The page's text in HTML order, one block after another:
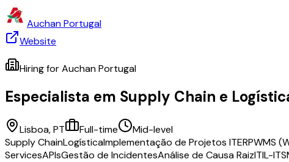
Auchan Portugal
Website
Hiring forAuchan Portugal
Especialista em Supply Chain e
Lisboa, PT Full-time
Mid-level
Supply ChainLogísticaImplementação de Projetos ITERPWMS
ServicesAPIsGestão de IncidentesAnálise de Causa RaizITIL-